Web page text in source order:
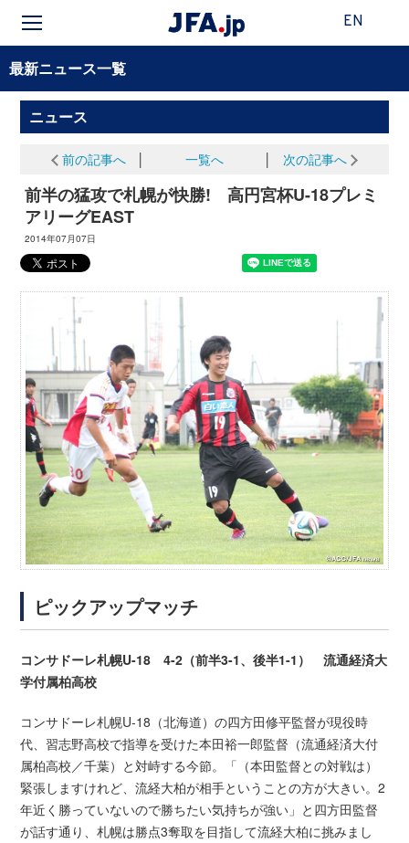
EN
最新ニュース一覧
ニュース
前の記事へ 一覧へ 次の記事へ
前半の猛攻で札幌が快勝! 高円宮杯U-18プレミ
アリーグEAST
2014年07月07日
ピックアップマッチ
コンサドーレ札幌U-18 4-2（前半3-1、後半1-1） 流通経済大
学付属柏高校
コンサドーレ札幌U-18（北海道）の四方田修平監督が現役時
代、習志野高校で指導を受けた本田裕一郎監督（流通経済大付
属柏高校／千葉）と対峙する今節。「（本田監督との対戦は）
緊張しますけれど、流経大柏が相手ということの方が大きい。2
年近く勝っていないので勝ちたい気持ちが強い」と四方田監督
が話す通り、札幌は勝点3奪取を目指して流経大柏に挑みまし